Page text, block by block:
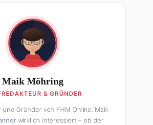
Maik Möhring
& GRÜNDER
Gründer von FHM Online. Maik
wirklich interessiert – ob der